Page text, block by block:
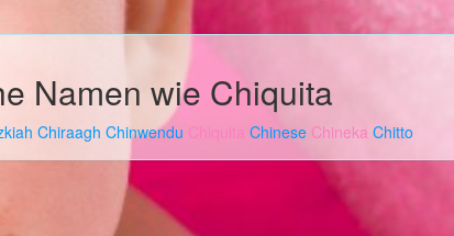
Namen wie Chiquita
Chiraagh Chinwendu Chiquita Chinese Chineka Chitto